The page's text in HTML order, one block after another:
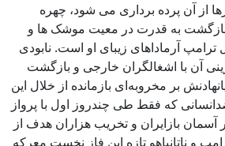
از آن پرده برداری می شود، چهره
به قدرت در معیت موشک ها و
آرماداهای زیبای او است. نابودی
آن با اشغالگران خارجی و بازگشت
بر مخروبه‌ای بازمانده از خلال این
که فقط طی چندروز اول با پرواز
بازایران و تخریب هزاران هدف از
و ناتانیاهو تازه این فاز نخست معرکه